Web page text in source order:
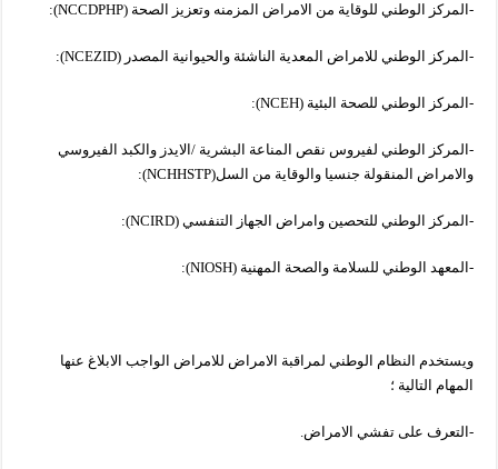
-المركز الوطني للوقاية من الامراض المزمنه وتعزيز الصحة (NCCDPHP):
-المركز الوطني للامراض المعدية الناشئة والحيوانية المصدر (NCEZID):
-المركز الوطني للصحة البئية (NCEH):
-المركز الوطني لفيروس نقص المناعة البشرية /الايدز والكبد الفيروسي
والامراض المنقولة جنسيا والوقاية من السل(NCHHSTP):
-المركز الوطني للتحصين وامراض الجهاز التنفسي (NCIRD):
-المعهد الوطني للسلامة والصحة المهنية (NIOSH):
ويستخدم النظام الوطني لمراقبة الامراض للامراض الواجب الابلاغ عنها
المهام التالية ؛
-التعرف على تفشي الامراض.